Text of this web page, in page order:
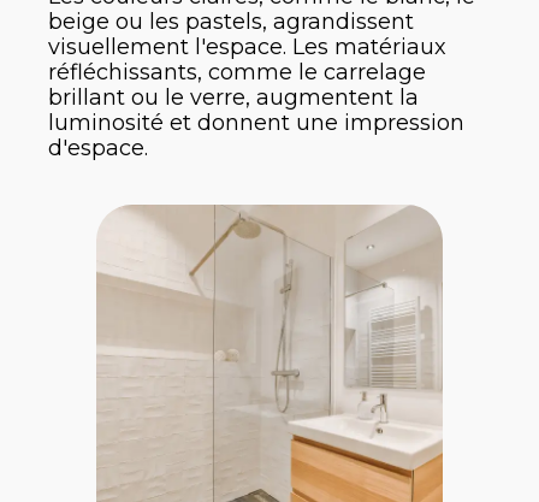
beige ou les pastels, agrandissent
visuellement l'espace. Les matériaux
réfléchissants, comme le carrelage
brillant ou le verre, augmentent la
luminosité et donnent une impression
d'espace.